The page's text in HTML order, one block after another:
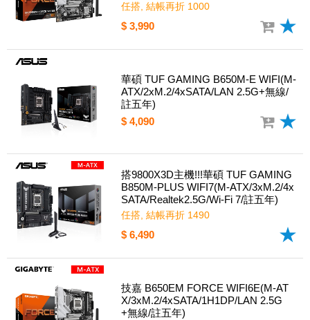
任搭, 結帳再折 1000
$ 3,990
華碩 TUF GAMING B650M-E WIFI(M-
ATX/2xM.2/4xSATA/LAN 2.5G+無線/
註五年)
$ 4,090
搭9800X3D主機!!!華碩 TUF GAMING
B850M-PLUS WIFI7(M-ATX/3xM.2/4x
SATA/Realtek2.5G/Wi-Fi 7/註五年)
任搭, 結帳再折 1490
$ 6,490
技嘉 B650EM FORCE WIFI6E(M-AT
X/3xM.2/4xSATA/1H1DP/LAN 2.5G
+無線/註五年)